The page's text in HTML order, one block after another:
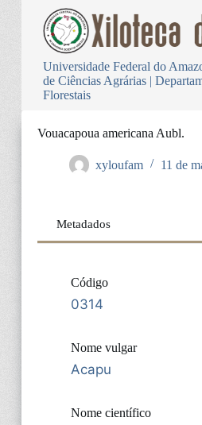
Universidade Federal do
de Ciências Agrárias |
Florestais
Vouacapoua americana Aubl.
xyloufam 11 de
Metadados
Código
0314
Nome vulgar
Acapu
Nome científico